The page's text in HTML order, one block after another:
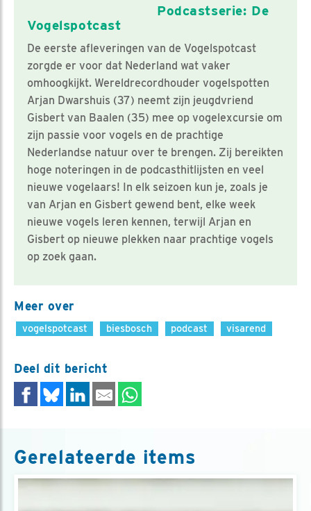
Podcastserie: De
Vogelspotcast
De eerste afleveringen van de Vogelspotcast
zorgde er voor dat Nederland wat vaker
omhoogkijkt. Wereldrecordhouder vogelspotten
Arjan Dwarshuis (37) neemt zijn jeugdvriend
Gisbert van Baalen (35) mee op vogelexcursie om
zijn passie voor vogels en de prachtige
Nederlandse natuur over te brengen. Zij bereikten
hoge noteringen in de podcasthitlijsten en veel
nieuwe vogelaars! In elk seizoen kun je, zoals je
van Arjan en Gisbert gewend bent, elke week
nieuwe vogels leren kennen, terwijl Arjan en
Gisbert op nieuwe plekken naar prachtige vogels
op zoek gaan.
Meer over
vogelspotcast biesbosch podcast visarend
Deel dit bericht
Gerelateerde items